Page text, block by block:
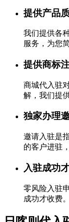
提供产品
我们提供各
服务，为您
提供商标
商城代入驻
解，我们提
独家办理
邀请入驻是
的客户进驻
入驻成功
零风险入驻
成功才收费。